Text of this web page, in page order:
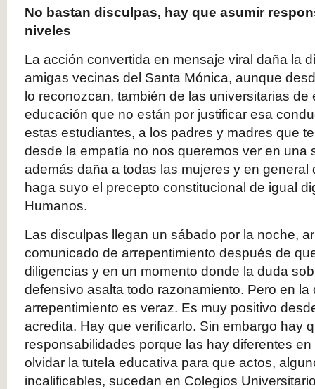
No bastan disculpas, hay que asumir
niveles
La acción convertida en mensaje viral daña la
amigas vecinas del Santa Mónica, aunque
lo reconozcan, también de las universitarias de
educación que no están por justificar esa
estas estudiantes, a los padres y madres que
desde la empatía no nos queremos ver en una
además daña a todas las mujeres y en general
haga suyo el precepto constitucional de igual
Humanos.
Las disculpas llegan un sábado por la noche,
comunicado de arrepentimiento después de
diligencias y en un momento donde la duda
defensivo asalta todo razonamiento. Pero en
arrepentimiento es veraz. Es muy positivo
acredita. Hay que verificarlo. Sin embargo hay
responsabilidades porque las hay diferentes
olvidar la tutela educativa para que actos,
incalificables, sucedan en Colegios